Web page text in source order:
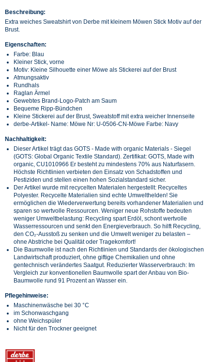
Beschreibung:
Extra weiches Sweatshirt von Derbe mit kleinem Möwen Stick Motiv auf der
Brust.
Eigenschaften:
Farbe: Blau
Kleiner Stick, vorne
Motiv: Kleine Silhouette einer Möwe als Stickerei auf der Brust
Atmungsaktiv
Rundhals
Raglan Ärmel
Gewebtes Brand-Logo-Patch am Saum
Bequeme Ripp-Bündchen
Kleine Stickerei auf der Brust, Sweatstoff mit extra weicher Innenseite
derbe-Artikel- Name: Möwe Nr: U-0506-CN-Möwe Farbe: Navy
Nachhaltigkeit:
Dieser Artikel trägt das GOTS - Made with organic Materials - Siegel
(GOTS: Global Organic Textile Standard). Zertifikat: GOTS, Made with
organic, CU1010966 Er besteht zu mindestens 70% aus Naturfasern.
Höchste Richtlinien verbieten den Einsatz von Schadstoffen und
Pestiziden und stellen einen hohen Sozialstandard sicher.
Der Artikel wurde mit recycelten Materialen hergestellt: Recyceltes
Polyester. Recycelte Materialien sind echte Umwelthelden! Sie
ermöglichen die Wiederverwertung bereits vorhandener Materialien und
sparen so wertvolle Ressourcen. Weniger neue Rohstoffe bedeuten
weniger Umweltbelastung: Recycling spart Erdöl, schont wertvolle
Wasserressourcen und senkt den Energieverbrauch. So hilft Recycling,
den CO₂-Ausstoß zu senken und die Umwelt weniger zu belasten –
ohne Abstriche bei Qualität oder Tragekomfort!
Die Baumwolle ist nach den Richtlinien und Standards der ökologischen
Landwirtschaft produziert, ohne giftige Chemikalien und ohne
gentechnisch verändertes Saatgut. Reduzierter Wasserverbrauch: Im
Vergleich zur konventionellen Baumwolle spart der Anbau von Bio-
Baumwolle rund 91 Prozent an Wasser ein.
Pflegehinweise:
Maschinenwäsche bei 30 °C
im Schonwaschgang
ohne Weichspüler
Nicht für den Trockner geeignet